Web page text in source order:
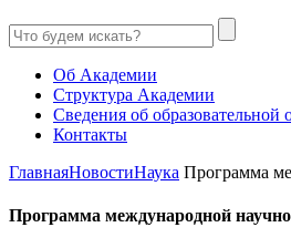
Об Академии
Структура Академии
Сведения об образовательной
Контакты
ГлавнаяНовостиНаука Программа
Программа международной